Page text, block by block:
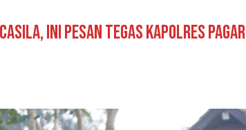
Ini Pesan Tegas Kapolres Pagar